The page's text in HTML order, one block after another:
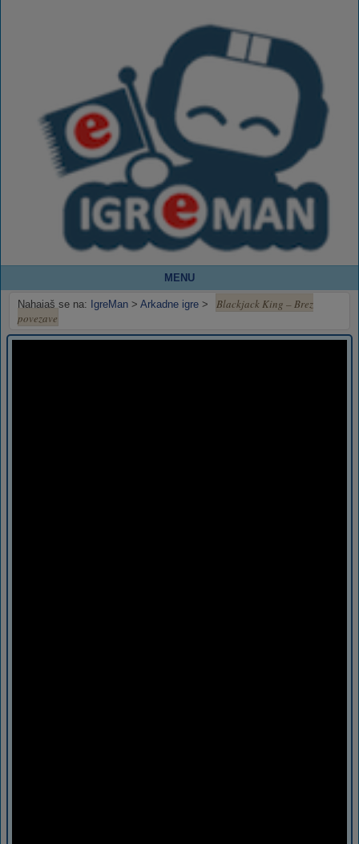
MENU
Nahajaš se na: IgreMan > Arkadne igre >
Blackjack King – Brez
povezave